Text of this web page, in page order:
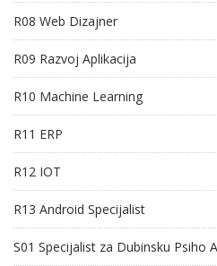
R08 Web Dizajner
R09 Razvoj Aplikacija
R10 Machine Learning
R11 ERP
R12 IOT
R13 Android Specijalist
S01 Specijalist za Dubinsku Psiho